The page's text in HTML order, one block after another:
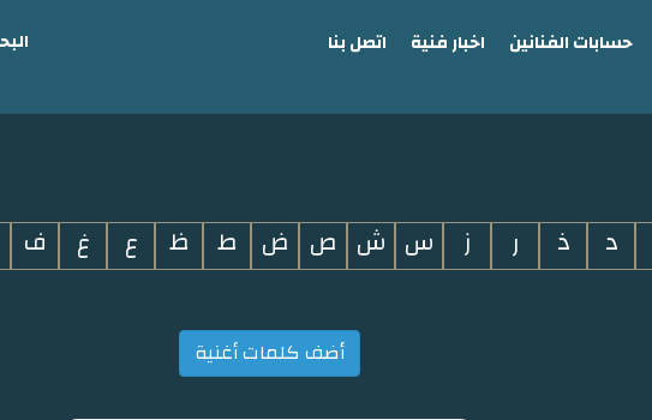
حسابات الفنانين اخبار فنية اتصل بنا
د ذ ر ز س ش ص ض ط ظ ع غ ف
أضف كلمات أغنية